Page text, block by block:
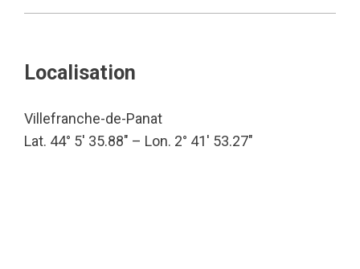
Localisation
Villefranche-de-Panat
Lat. 44° 5′ 35.88″ – Lon. 2° 41′ 53.27″